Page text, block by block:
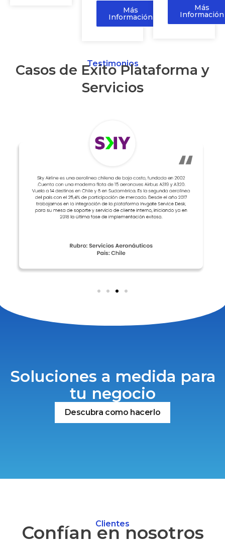
Más
Información
Más
Información
Testimonios
Casos de Exito Plataforma y
Servicios
Soluciones a medida para
tu negocio
Descubra como hacerlo
Clientes
Confían en nosotros